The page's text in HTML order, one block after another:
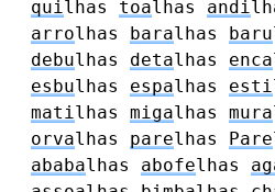
quilhas toalhas andi
arrolhas baralhas baru
debulhas detalhas enca
esbulhas espalhas esti
matilhas migalhas mura
orvalhas parelhas Pare
ababalhas abofelhas